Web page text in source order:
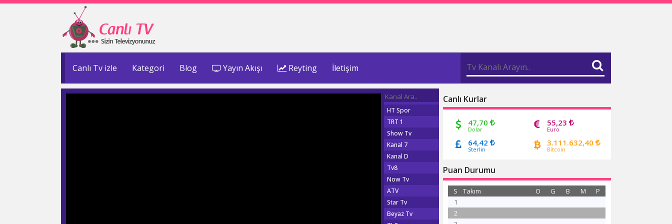
Canlı Tv izle Kategori Blog Yayın Akışı Reyting İletişim
HT Spor
TRT 1
Show Tv
Kanal 7
Kanal D
Tv8
Now Tv
ATV
Star Tv
Beyaz Tv
Canlı Kurlar
47,70
Dolar
55,23
Euro
64,42
Sterlin
3.111.632,40
Bitcoin
Puan Durumu
S Takım P
M
B
G
O
1
2